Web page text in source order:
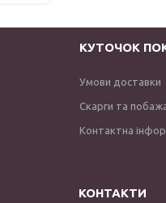
КУТОЧОК
Умови доставки
Скарги та
Контактна